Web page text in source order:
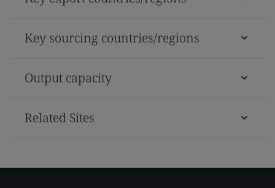
Key sourcing countries/regions
Output capacity
Related Sites